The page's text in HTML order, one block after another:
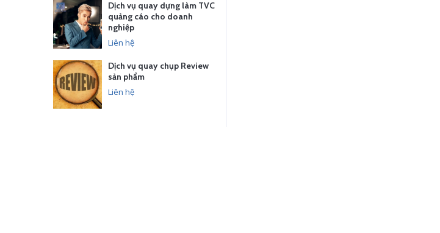
Dịch vụ quay dựng làm TVC
quảng cáo cho doanh
nghiệp
Liên hệ
Dịch vụ quay chụp Review
sản phẩm
Liên hệ